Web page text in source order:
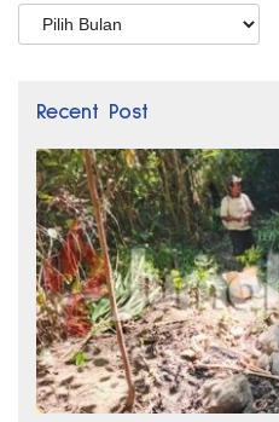
Arsip
Recent Post